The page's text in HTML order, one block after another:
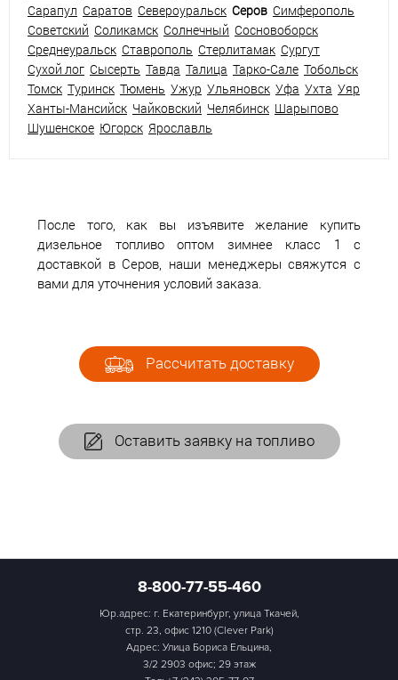
Сарапул Саратов Североуральск Серов Симферополь
Советский Соликамск Солнечный Сосновоборск
Среднеуральск Ставрополь Стерлитамак Сургут
Сухой лог Сысерть Тавда Талица Тарко-Сале Тобольск
Томск Туринск Тюмень Ужур Ульяновск Уфа Ухта Уяр
Ханты-Мансийск Чайковский Челябинск Шарыпово
Шушенское Югорск Ярославль
После того, как вы изъявите желание купить
дизельное топливо оптом зимнее класс 1 с
доставкой в Серов, наши менеджеры свяжутся с
вами для уточнения условий заказа.
Рассчитать доставку
Оставить заявку на топливо
8-800-77-55-460
Юр.адрес: г. Екатеринбург, улица Ткачей,
стр. 23, офис 1210 (Clever Park)
Адрес: Улица Бориса Ельцина,
3/2 2903 офис; 29 этаж